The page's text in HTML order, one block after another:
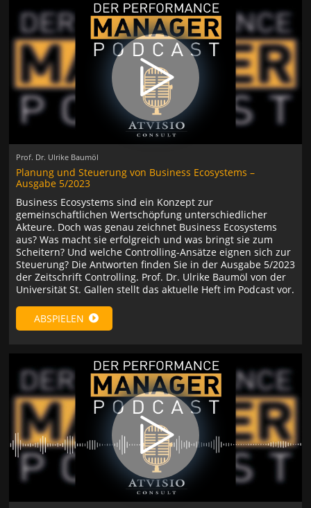
Prof. Dr. Ulrike Baumöl
Planung und Steuerung von Business Ecosystems –
Ausgabe 5/2023
Business Ecosystems sind ein Konzept zur
gemeinschaftlichen Wertschöpfung unterschiedlicher
Akteure. Doch was genau zeichnet Business Ecosystems
aus? Was macht sie erfolgreich und was bringt sie zum
Scheitern? Und welche Controlling-Ansätze eignen sich zur
Steuerung? Die Antworten finden Sie in der Ausgabe 5/2023
der Zeitschrift Controlling. Prof. Dr. Ulrike Baumöl von der
Universität St. Gallen stellt das aktuelle Heft im Podcast vor.
ABSPIELEN